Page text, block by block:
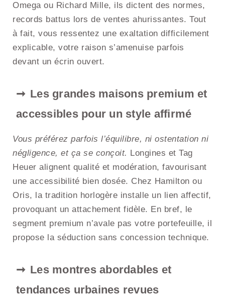
Omega ou Richard Mille, ils dictent des normes,
records battus lors de ventes ahurissantes. Tout
à fait, vous ressentez une exaltation difficilement
explicable, votre raison s’amenuise parfois
devant un écrin ouvert.
Les grandes maisons premium et
accessibles pour un style affirmé
Vous préférez parfois l’équilibre, ni ostentation ni
négligence, et ça se conçoit. Longines et Tag
Heuer alignent qualité et modération, favourisant
une accessibilité bien dosée. Chez Hamilton ou
Oris, la tradition horlogère installe un lien affectif,
provoquant un attachement fidèle. En bref, le
segment premium n’avale pas votre portefeuille, il
propose la séduction sans concession technique.
Les montres abordables et
tendances urbaines revues